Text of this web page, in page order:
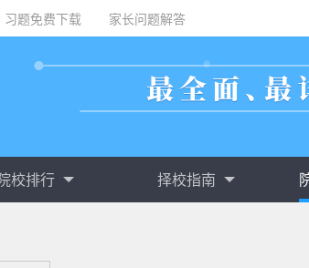
习题免费下载 家长问题解答
校排行 择校指南